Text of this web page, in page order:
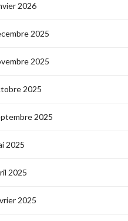
2026
2025
2025
2025
2025
2025
2025
2025